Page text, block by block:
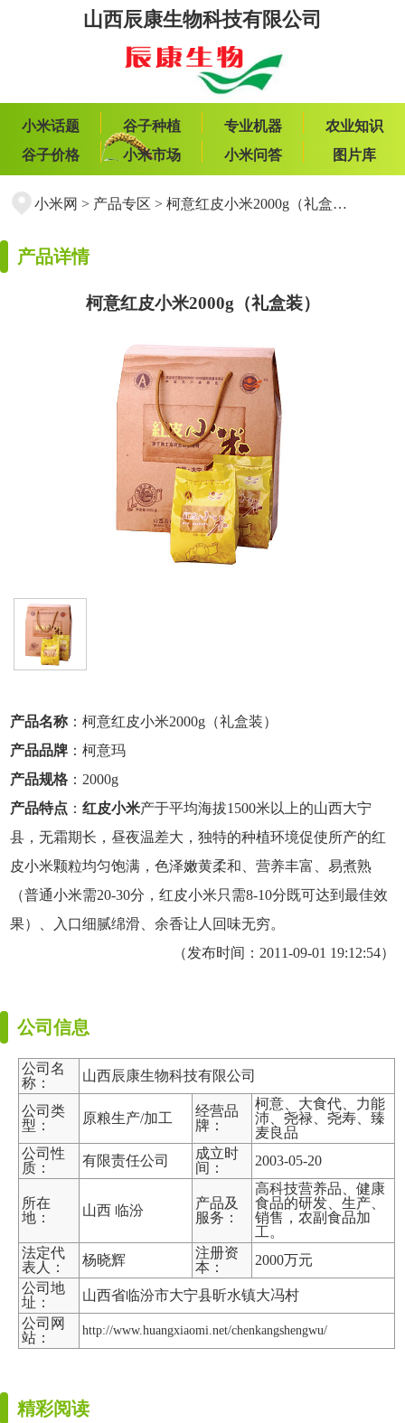
山西辰康生物科技有限公司
小米话题 谷子种植 专业机器
农业知识
谷子价格
小米市场 小米问答 图片库
小米网 > 产品专区 > 柯意红皮小米2000g（礼盒装）
产品详情
柯意红皮小米2000g（礼盒装）
产品名称 ：柯意红皮小米2000g（礼盒装）
产品品牌 ：柯意玛
产品规格 ：2000g
产品特点 ：红皮小米产于平均海拔1500米以上的山西大宁
县，无霜期长，昼夜温差大，独特的种植环境促使所产的红
皮小米颗粒均匀饱满，色泽嫩黄柔和、营养丰富、易煮熟
（普通小米需20-30分，红皮小米只需8-10分既可达到最佳效
果）、入口细腻绵滑、余香让人回味无穷。
（发布时间：2011-09-01 19:12:54）
公司信息
公司名
称：
山西辰康生物科技有限公司
公司类
型：
原粮生产/加工
经营品
牌：
柯意、大食代、力能
沛、尧禄、尧寿、臻
麦良品
公司性
质：
有限责任公司
成立时
间：
2003-05-20
所在
地：
山西 临汾
产品及
服务：
高科技营养品、健康
食品的研发、生产、
销售，农副食品加
工。
法定代
表人：
杨晓辉
注册资
本：
2000万元
公司地
址：
山西省临汾市大宁县昕水镇大冯村
公司网
站：
http://www.huangxiaomi.net/chenkangshengwu/
精彩阅读